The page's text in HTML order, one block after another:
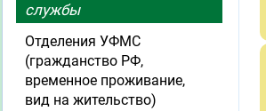
службы
Отделения УФМС
(гражданство РФ,
временное проживание,
вид на жительство)